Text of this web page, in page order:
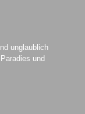
unglaublich
und